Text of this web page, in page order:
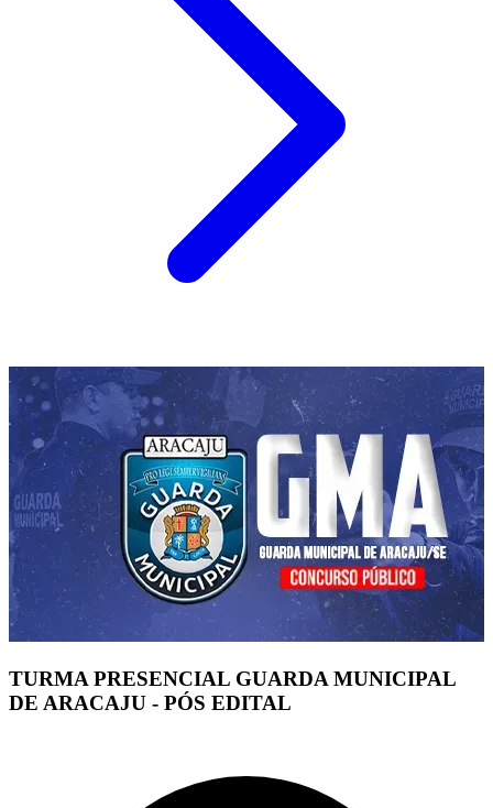
TURMA PRESENCIAL GUARDA MUNICIPAL
DE ARACAJU - PÓS EDITAL